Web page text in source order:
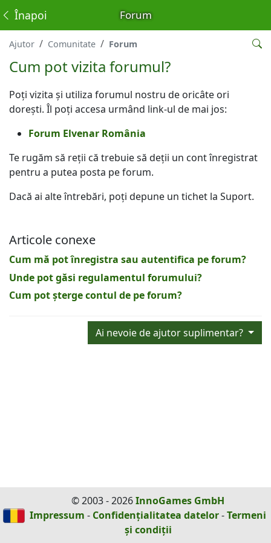
Forum
Înapoi
Ajutor Comunitate Forum
Cum pot vizita forumul?
Poți vizita și utiliza forumul nostru de oricâte ori
dorești. Îl poți accesa urmând link-ul de mai jos:
Forum Elvenar România
Te rugăm să reții că trebuie să deții un cont înregistrat
pentru a putea posta pe forum.
Dacă ai alte întrebări, poți depune un tichet la Suport.
Articole conexe
Cum mă pot înregistra sau autentifica pe forum?
Unde pot găsi regulamentul forumului?
Cum pot șterge contul de pe forum?
Ai nevoie de ajutor suplimentar?
© 2003 - 2026InnoGames GmbH
Impressum - Confidențialitatea datelor-Termeni
și condiții